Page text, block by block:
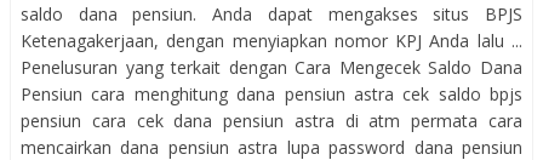
saldo dana pensiun. Anda dapat mengakses situs BPJS
Ketenagakerjaan, dengan menyiapkan nomor KPJ Anda lalu ...
Penelusuran yang terkait dengan Cara Mengecek Saldo Dana
Pensiun cara menghitung dana pensiun astra cek saldo bpjs
pensiun cara cek dana pensiun astra di atm permata cara
mencairkan dana pensiun astra lupa password dana pensiun